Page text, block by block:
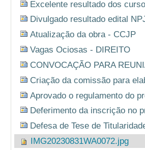
Excelente resultado dos
Divulgado resultado edital
Atualização da obra - CCJP
Vagas Ociosas - DIREITO
CONVOCAÇÃO PARA
Criação da comissão para
Aprovado o regulamento do
Deferimento da inscrição no
Defesa de Tese de
IMG20230831WA0072.jpg